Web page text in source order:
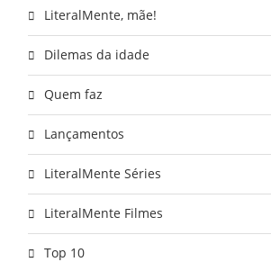
LiteralMente, mãe!
Dilemas da idade
Quem faz
Lançamentos
LiteralMente Séries
LiteralMente Filmes
Top 10